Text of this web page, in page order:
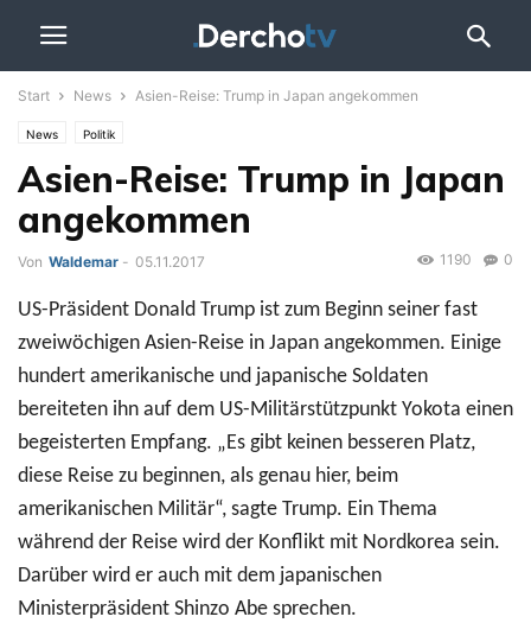
Start News Asien-Reise: Trump in Japan angekommen
News Politik
Asien-Reise: Trump in Japan
angekommen
Von Waldemar - 05.11.2017 0
1190
US-Präsident Donald Trump ist zum Beginn seiner fast
zweiwöchigen Asien-Reise in Japan angekommen. Einige
hundert amerikanische und japanische Soldaten
bereiteten ihn auf dem US-Militärstützpunkt Yokota einen
begeisterten Empfang. „Es gibt keinen besseren Platz,
diese Reise zu beginnen, als genau hier, beim
amerikanischen Militär“, sagte Trump. Ein Thema
während der Reise wird der Konflikt mit Nordkorea sein.
Darüber wird er auch mit dem japanischen
Ministerpräsident Shinzo Abe sprechen.